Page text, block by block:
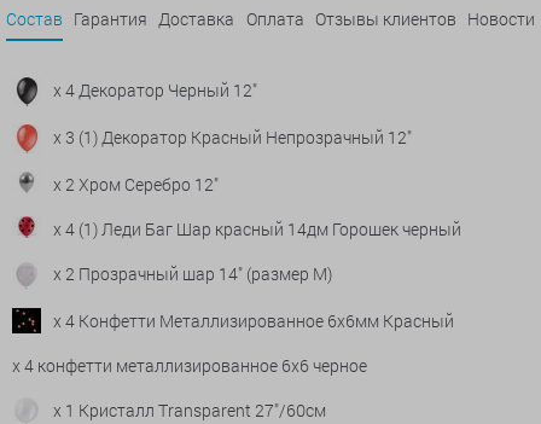
Состав Гарантия Доставка Оплата Отзывы клиентов Новости
x 4 Декоратор Черный 12"
x 3 (1) Декоратор Красный Непрозрачный 12"
x 2 Хром Серебро 12"
x 4 (1) Леди Баг Шар красный 14дм Горошек черный
x 2 Прозрачный шар 14" (размер М)
x 4 Конфетти Металлизированное 6х6мм Красный
x 4 конфетти металлизированное 6х6 черное
x 1 Кристалл Transparent 27"/60см